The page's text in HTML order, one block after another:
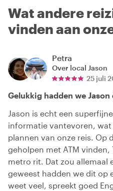
Wat andere
vinden aan
Petra
Over local Jason
25 juli
Gelukkig hadden we Jason
Jason is echt een
informatie vantevoren,
plannen van onze reis. Op
geholpen met ATM vinden,
metro rit. Dat zou allemaal
geweest hadden we dit op
weet veel, spreekt goed